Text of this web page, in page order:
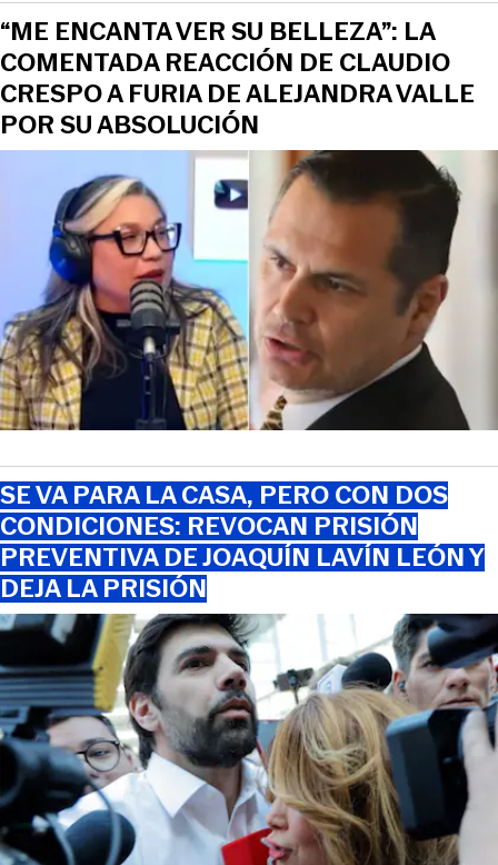
“ME ENCANTA VER SU BELLEZA”: LA
COMENTADA REACCIÓN DE CLAUDIO
CRESPO A FURIA DE ALEJANDRA VALLE
POR SU ABSOLUCIÓN
SE VA PARA LA CASA, PERO CON DOS
CONDICIONES: REVOCAN PRISIÓN
PREVENTIVA DE JOAQUÍN LAVÍN LEÓN Y
DEJA LA PRISIÓN